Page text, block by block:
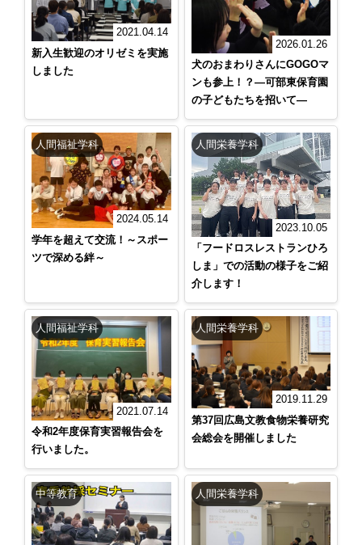
2021.04.14
新入生歓迎のオリゼミを実施
しました
2026.01.26
犬のおまわりさんにGOGOマ
ンも参上！？―可部東保育園
の子どもたちを招いて―
人間福祉学科
2024.05.14
学年を超えて交流！～スポー
ツで深める絆～
人間栄養学科
2023.10.05
「フードロスレストランひろ
しま」での活動の様子をご紹
介します！
人間福祉学科
2021.07.14
令和2年度保育実習報告会を
行いました。
人間栄養学科
2019.11.29
第37回広島文教食物栄養研究
会総会を開催しました
中等教育 人間栄養学科